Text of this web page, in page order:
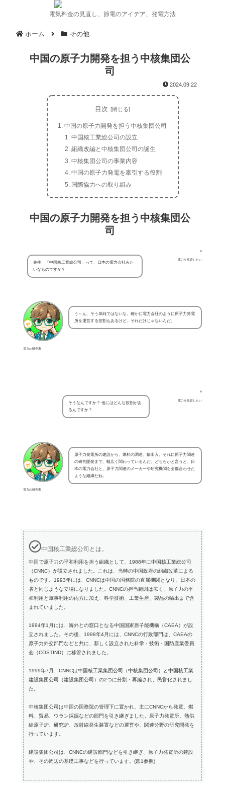
電気料金の見直し、節電のアイデア、発電方法
ホーム その他
中国の原子力開発を担う中核集団公
司
2024.09.22
目次
中国の原子力開発を担う中核集団公司
中国核工業総公司の設立
組織改編と中核集団公司の誕生
中核集団公司の事業内容
中国の原子力発電を牽引する役割
国際協力への取り組み
中国の原子力開発を担う中核集団公
司
電力を見直したい
先生、「中国核工業総公司」って、日本の電力会社みた
いなものですか？
電力の研究家
う～ん、そう単純ではないな。確かに電力会社のように原子力発電
所を運営する役割もあるけど、それだけじゃないんだ。
電力を見直したい
そうなんですか？ 他にはどんな役割があ
るんですか？
電力の研究家
原子力発電所の建設から、燃料の調達、輸出入、それに原子力関連
の研究開発まで、幅広く関わっているんだ。どちらかと言うと、日
本の電力会社と、原子力関連のメーカーや研究機関を全部合わせた
ような組織だね。
中国核工業総公司とは。
中国で原子力の平和利用を担う組織として、1988年に中国核工業総公司
（CNNC）が設立されました。これは、当時の中国政府の組織改革による
ものです。1993年には、CNNCは中国の国務院の直属機関となり、日本の
省と同じような立場になりました。CNNCの担当範囲は広く、原子力の平
和利用と軍事利用の両方に加え、科学技術、工業生産、製品の輸出まで含
まれていました。
1994年1月には、海外との窓口となる中国国家原子能機構（CAEA）が設
立されました。その後、1998年4月には、CNNCの行政部門は、CAEAの
原子力外交部門などと共に、新しく設立された科学・技術・国防産業委員
会（COSTIND）に移管されました。
1999年7月、CNNCは中国核工業集団公司（中核集団公司）と中国核工業
建設集団公司（建設集団公司）の2つに分割・再編され、民営化されまし
た。
中核集団公司は中国の国務院の管理下に置かれ、主にCNNCから発電、燃
料、貿易、ウラン採掘などの部門を引き継ぎました。原子力発電所、熱供
給原子炉、研究炉、放射線発生装置などの運営や、関連分野の研究開発を
行っています。
建設集団公司は、CNNCの建設部門などを引き継ぎ、原子力発電所の建設
や、その周辺の基礎工事などを行っています。(図1参照)